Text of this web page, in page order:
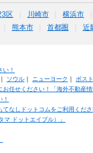
区 川崎市 横浜市
熊本市 首都圏 近
！
ソウル｜ ニューヨーク ボス
任せください！「海外不動産情
なしドットコムをご利用くださ
ドットエイブル）」